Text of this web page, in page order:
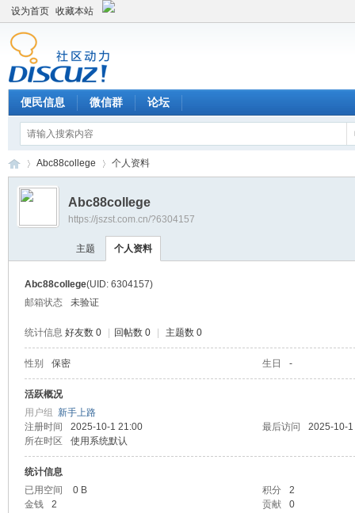
设为首页 收藏本站
便民信息 微信群 论坛
›
Abc88college 个人资料
Abc88college
https://jszst.com.cn/?6304157
主题 个人资料
Abc88college(UID: 6304157)
邮箱状态
未验证
统计信息 好友数 0 回帖数 0 主题数 0
性别 保密 生日 -
活跃概况
用户组 新手上路
注册时间
2025-10-1 21:00 最后访问
2025-10-
所在时区
使用系统默认
统计信息
已用空间
0 B 积分
2
金钱
2 贡献 0